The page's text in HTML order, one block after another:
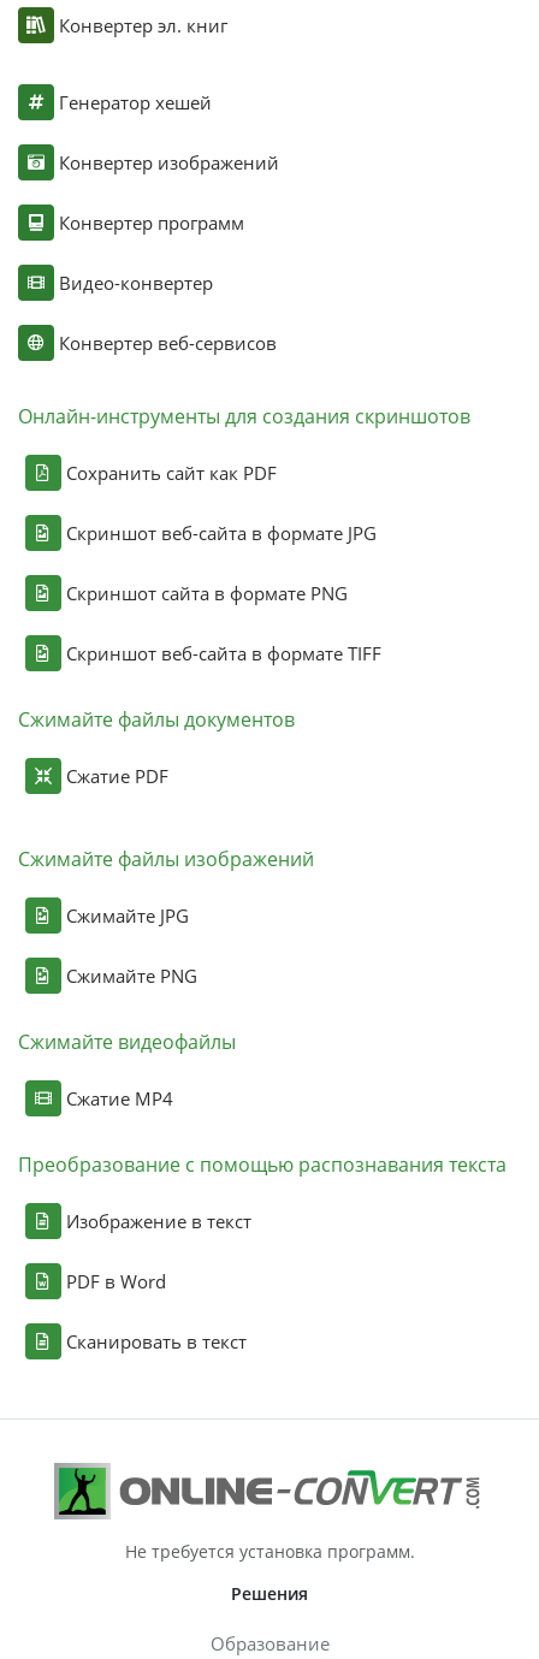
Конвертер эл. книг
Генератор хешей
Конвертер изображений
Конвертер программ
Видео-конвертер
Конвертер веб-сервисов
Онлайн-инструменты для создания скриншотов
Сохранить сайт как PDF
Скриншот веб-сайта в формате JPG
Скриншот сайта в формате PNG
Скриншот веб-сайта в формате TIFF
Сжимайте файлы документов
Сжатие PDF
Сжимайте файлы изображений
Сжимайте JPG
Сжимайте PNG
Сжимайте видеофайлы
Сжатие MP4
Преобразование с помощью распознавания текста
Изображение в текст
PDF в Word
Сканировать в текст
Не требуется установка программ.
Решения
Образование